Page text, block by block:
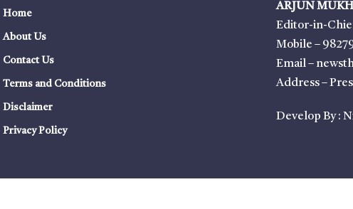
Home
About Us
Contact Us
Terms and Conditions
Disclaimer
Privacy Policy
ARJUN
Editor-in-
Mobile –
Email –
Address –
Develop By :